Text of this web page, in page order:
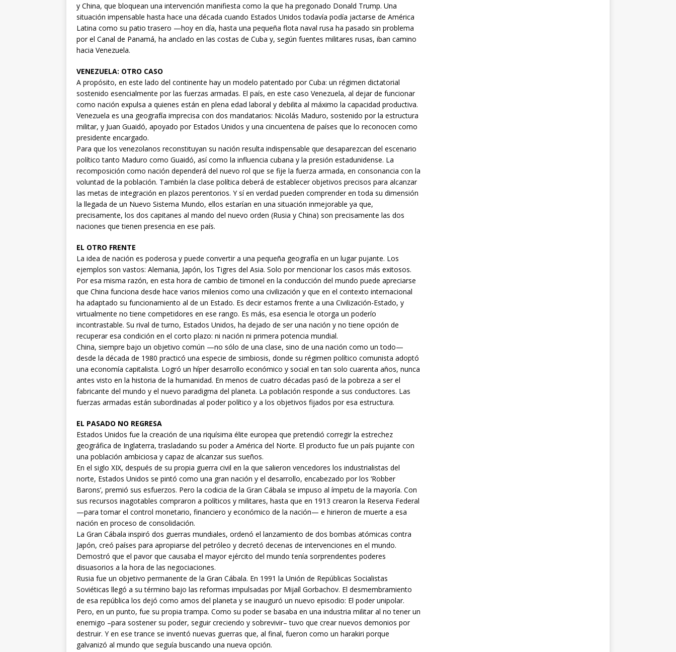
y China, que bloquean una intervención manifiesta como la que ha pregonado Donald Trump. Una
situación impensable hasta hace una década cuando Estados Unidos todavía podía jactarse de América
Latina como su patio trasero —hoy en día, hasta una pequeña flota naval rusa ha pasado sin problema
por el Canal de Panamá, ha anclado en las costas de Cuba y, según fuentes militares rusas, iban camino
hacia Venezuela.
VENEZUELA: OTRO CASO
A propósito, en este lado del continente hay un modelo patentado por Cuba: un régimen dictatorial
sostenido esencialmente por las fuerzas armadas. El país, en este caso Venezuela, al dejar de funcionar
como nación expulsa a quienes están en plena edad laboral y debilita al máximo la capacidad productiva.
Venezuela es una geografía imprecisa con dos mandatarios: Nicolás Maduro, sostenido por la estructura
militar, y Juan Guaidó, apoyado por Estados Unidos y una cincuentena de países que lo reconocen como
presidente encargado.
Para que los venezolanos reconstituyan su nación resulta indispensable que desaparezcan del escenario
político tanto Maduro como Guaidó, así como la influencia cubana y la presión estadunidense. La
recomposición como nación dependerá del nuevo rol que se fije la fuerza armada, en consonancia con la
voluntad de la población. También la clase política deberá de establecer objetivos precisos para alcanzar
las metas de integración en plazos perentorios. Y sí en verdad pueden comprender en toda su dimensión
la llegada de un Nuevo Sistema Mundo, ellos estarían en una situación inmejorable ya que,
precisamente, los dos capitanes al mando del nuevo orden (Rusia y China) son precisamente las dos
naciones que tienen presencia en ese país.
EL OTRO FRENTE
La idea de nación es poderosa y puede convertir a una pequeña geografía en un lugar pujante. Los
ejemplos son vastos: Alemania, Japón, los Tigres del Asia. Solo por mencionar los casos más exitosos.
Por esa misma razón, en esta hora de cambio de timonel en la conducción del mundo puede apreciarse
que China funciona desde hace varios milenios como una civilización y que en el contexto internacional
ha adaptado su funcionamiento al de un Estado. Es decir estamos frente a una Civilización-Estado, y
virtualmente no tiene competidores en ese rango. Es más, esa esencia le otorga un poderío
incontrastable. Su rival de turno, Estados Unidos, ha dejado de ser una nación y no tiene opción de
recuperar esa condición en el corto plazo: ni nación ni primera potencia mundial.
China, siempre bajo un objetivo común —no sólo de una clase, sino de una nación como un todo—
desde la década de 1980 practicó una especie de simbiosis, donde su régimen político comunista adoptó
una economía capitalista. Logró un híper desarrollo económico y social en tan solo cuarenta años, nunca
antes visto en la historia de la humanidad. En menos de cuatro décadas pasó de la pobreza a ser el
fabricante del mundo y el nuevo paradigma del planeta. La población responde a sus conductores. Las
fuerzas armadas están subordinadas al poder político y a los objetivos fijados por esa estructura.
EL PASADO NO REGRESA
Estados Unidos fue la creación de una riquísima élite europea que pretendió corregir la estrechez
geográfica de Inglaterra, trasladando su poder a América del Norte. El producto fue un país pujante con
una población ambiciosa y capaz de alcanzar sus sueños.
En el siglo XIX, después de su propia guerra civil en la que salieron vencedores los industrialistas del
norte, Estados Unidos se pintó como una gran nación y el desarrollo, encabezado por los ‘Robber
Barons’, premió sus esfuerzos. Pero la codicia de la Gran Cábala se impuso al ímpetu de la mayoría. Con
sus recursos inagotables compraron a políticos y militares, hasta que en 1913 crearon la Reserva Federal
—para tomar el control monetario, financiero y económico de la nación— e hirieron de muerte a esa
nación en proceso de consolidación.
La Gran Cábala inspiró dos guerras mundiales, ordenó el lanzamiento de dos bombas atómicas contra
Japón, creó países para apropiarse del petróleo y decretó decenas de intervenciones en el mundo.
Demostró que el pavor que causaba el mayor ejército del mundo tenía sorprendentes poderes
disuasorios a la hora de las negociaciones.
Rusia fue un objetivo permanente de la Gran Cábala. En 1991 la Unión de Repúblicas Socialistas
Soviéticas llegó a su término bajo las reformas impulsadas por Mijaíl Gorbachov. El desmembramiento
de esa república los dejó como amos del planeta y se inauguró un nuevo episodio: El poder unipolar.
Pero, en un punto, fue su propia trampa. Como su poder se basaba en una industria militar al no tener un
enemigo –para sostener su poder, seguir creciendo y sobrevivir– tuvo que crear nuevos demonios por
destruir. Y en ese trance se inventó nuevas guerras que, al final, fueron como un harakiri porque
galvanizó al mundo que seguía buscando una nueva opción.